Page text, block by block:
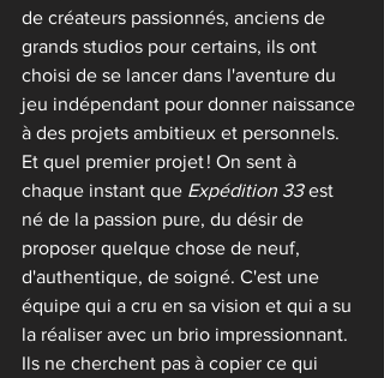
de créateurs passionnés, anciens de
grands studios pour certains, ils ont
choisi de se lancer dans l'aventure du
jeu indépendant pour donner naissance
à des projets ambitieux et personnels.
Et quel premier projet ! On sent à
chaque instant que Expédition 33 est
né de la passion pure, du désir de
proposer quelque chose de neuf,
d'authentique, de soigné. C'est une
équipe qui a cru en sa vision et qui a su
la réaliser avec un brio impressionnant.
Ils ne cherchent pas à copier ce qui